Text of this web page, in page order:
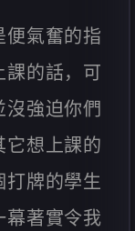
氣奮的指
的話，可
強迫你們
想上課的
牌的學生
幕著實令我